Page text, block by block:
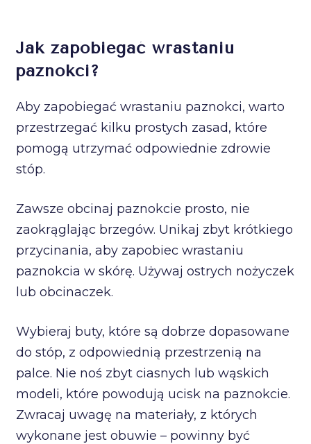
Jak zapobiegać wrastaniu
paznokci?
Aby zapobiegać wrastaniu paznokci, warto
przestrzegać kilku prostych zasad, które
pomogą utrzymać odpowiednie zdrowie
stóp.
Zawsze obcinaj paznokcie prosto, nie
zaokrąglając brzegów. Unikaj zbyt krótkiego
przycinania, aby zapobiec wrastaniu
paznokcia w skórę. Używaj ostrych nożyczek
lub obcinaczek.
Wybieraj buty, które są dobrze dopasowane
do stóp, z odpowiednią przestrzenią na
palce. Nie noś zbyt ciasnych lub wąskich
modeli, które powodują ucisk na paznokcie.
Zwracaj uwagę na materiały, z których
wykonane jest obuwie – powinny być